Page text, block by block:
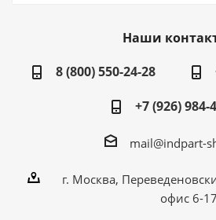
Наши
8 (800) 550-24-28
+7 (926) 984-
mail@indpart-
г. Москва,
офис 6-17